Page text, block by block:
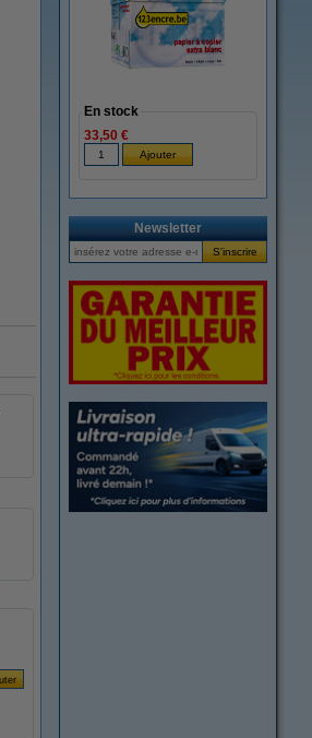
En stock
33,50 €
Newsletter